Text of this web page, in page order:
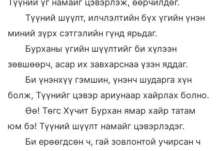
Түүний шүүлт, илчлэлтийн бүх үгийн үнэн
миний зүрх сэтгэлийн гүнд ярьдаг.
Бурханы үгийн шүүлтийг би хүлээн
зөвшөөрч, асар их завхарснаа үзэн яддаг.
Би үнэнхүү гэмшин, үнэнч шударга хүн
болж, Түүнийг цэвэр ариунаар хайрлах болно.
Өө! Төгс Хүчит Бурхан ямар хайр татам
юм бэ! Түүний шүүлт намайг цэвэрлэдэг.
Би ерөөгдсөн ч, гай зовлонтой учирсан ч